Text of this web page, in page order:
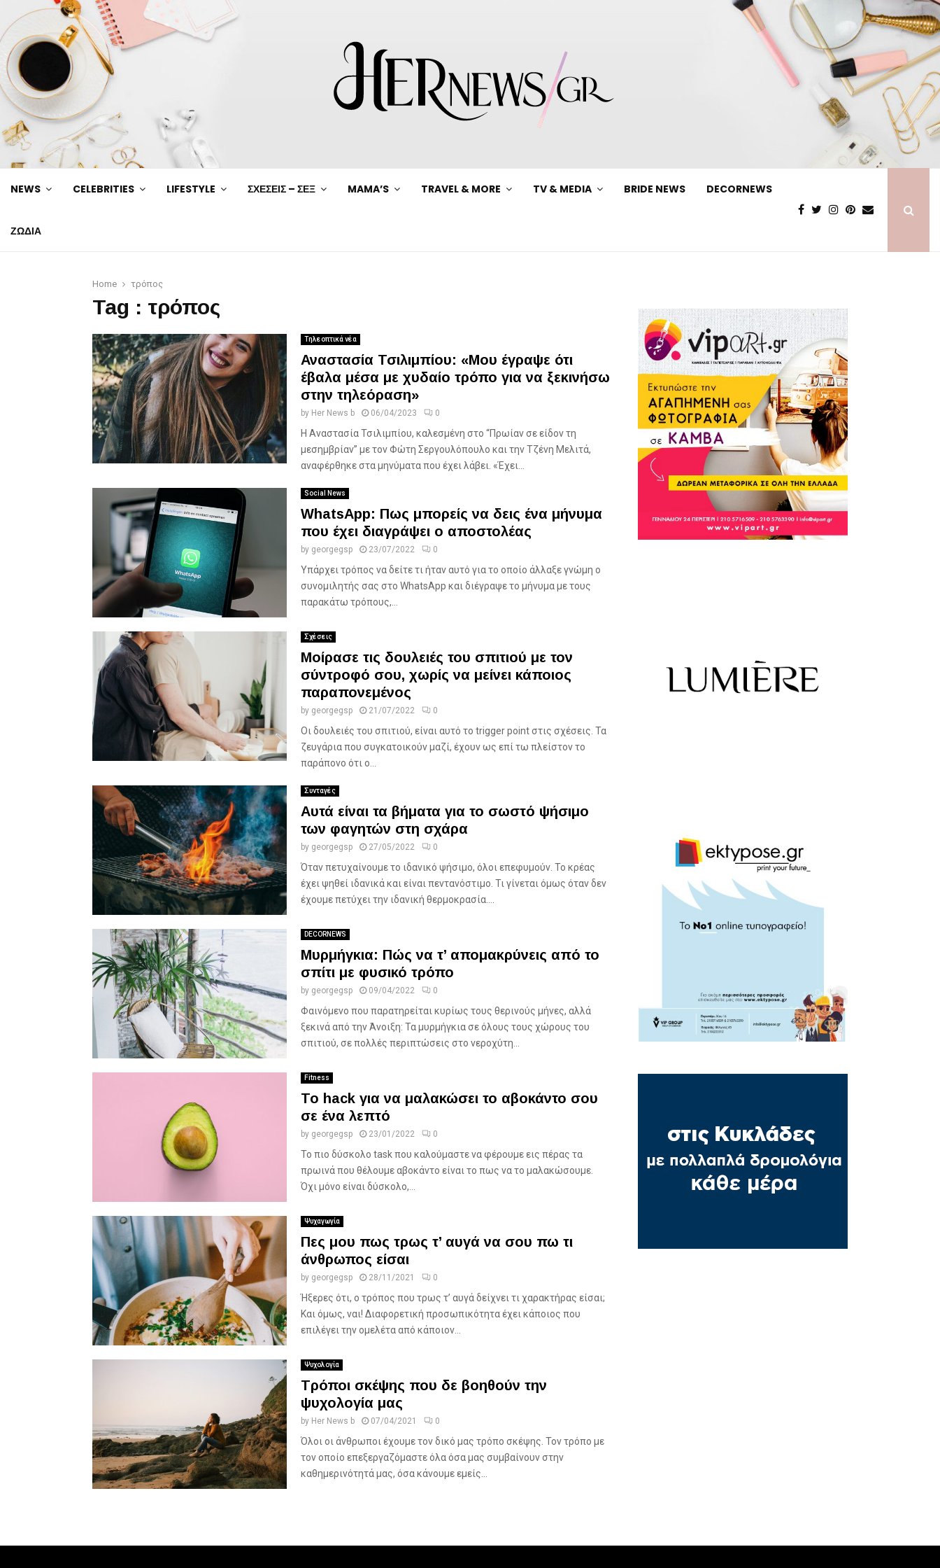
NEWS CELEBRITIES LIFESTYLE ΣΧΕΣΕΙΣ – ΣΕΞ MAMA’S TRAVEL & MORE TV & MEDIA BRIDE NEWS DECORNEWS
ΖΩΔΙΑ
Home τρόπος
Tag : τρόπος
Τηλεοπτικά νέα
Αναστασία Τσιλιμπίου: «Μου έγραψε ότι
έβαλα μέσα με χυδαίο τρόπο για να ξεκινήσω
στην τηλεόραση»
by Her News b 06/04/2023 0
Η Αναστασία Τσιλιμπίου, καλεσμένη στο “Πρωίαν σε είδον τη
μεσημβρίαν” με τον Φώτη Σεργουλόπουλο και την Τζένη Μελιτά,
αναφέρθηκε στα μηνύματα που έχει λάβει. «Έχει...
Social News
WhatsApp: Πως μπορείς να δεις ένα μήνυμα
που έχει διαγράψει ο αποστολέας
by georgegsp 23/07/2022 0
Υπάρχει τρόπος να δείτε τι ήταν αυτό για το οποίο άλλαξε γνώμη ο
συνομιλητής σας στο WhatsApp και διέγραψε το μήνυμα με τους
παρακάτω τρόπους,...
Σχέσεις
Μοίρασε τις δουλειές του σπιτιού με τον
σύντροφό σου, χωρίς να μείνει κάποιος
παραπονεμένος
by georgegsp 21/07/2022 0
Οι δουλειές του σπιτιού, είναι αυτό το trigger point στις σχέσεις. Τα
ζευγάρια που συγκατοικούν μαζί, έχουν ως επί τω πλείστον το
παράπονο ότι ο...
Συνταγές
Αυτά είναι τα βήματα για το σωστό ψήσιμο
των φαγητών στη σχάρα
by georgegsp 27/05/2022 0
Όταν πετυχαίνουμε το ιδανικό ψήσιμο, όλοι επεφυμούν. Το κρέας
έχει ψηθεί ιδανικά και είναι πεντανόστιμο. Τι γίνεται όμως όταν δεν
έχουμε πετύχει την ιδανική θερμοκρασία....
DECORNEWS
Μυρμήγκια: Πώς να τ’ απομακρύνεις από το
σπίτι με φυσικό τρόπο
by georgegsp 09/04/2022 0
Φαινόμενο που παρατηρείται κυρίως τους θερινούς μήνες, αλλά
ξεκινά από την Άνοιξη: Τα μυρμήγκια σε όλους τους χώρους του
σπιτιού, σε πολλές περιπτώσεις στο νεροχύτη...
Fitness
Το hack για να μαλακώσει το αβοκάντο σου
σε ένα λεπτό
by georgegsp 23/01/2022 0
Το πιο δύσκολο task που καλούμαστε να φέρουμε εις πέρας τα
πρωινά που θέλουμε αβοκάντο είναι το πως να το μαλακώσουμε.
Όχι μόνο είναι δύσκολο,...
Ψυχαγωγία
Πες μου πως τρως τ’ αυγά να σου πω τι
άνθρωπος είσαι
by georgegsp 28/11/2021 0
Ήξερες ότι, ο τρόπος που τρως τ’ αυγά δείχνει τι χαρακτήρας είσαι;
Και όμως, ναι! Διαφορετική προσωπικότητα έχει κάποιος που
επιλέγει την ομελέτα από κάποιον...
Ψυχολογία
Τρόποι σκέψης που δε βοηθούν την
ψυχολογία μας
by Her News b 07/04/2021 0
Όλοι οι άνθρωποι έχουμε τον δικό μας τρόπο σκέψης. Τον τρόπο με
τον οποίο επεξεργαζόμαστε όλα όσα μας συμβαίνουν στην
καθημερινότητά μας, όσα κάνουμε εμείς...